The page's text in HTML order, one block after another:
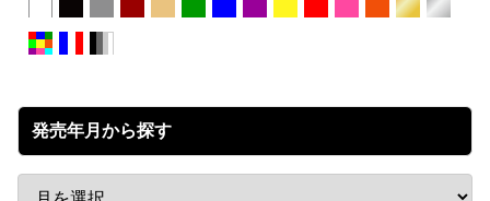
発売年月から探す